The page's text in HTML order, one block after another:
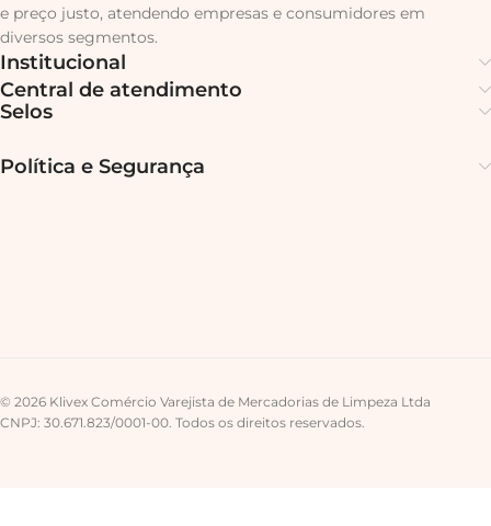
e preço justo, atendendo empresas e consumidores em
diversos segmentos.
Institucional
Central de atendimento
Selos
Política e Segurança
© 2026 Klivex Comércio Varejista de Mercadorias de Limpeza Ltda
CNPJ: 30.671.823/0001-00. Todos os direitos reservados.